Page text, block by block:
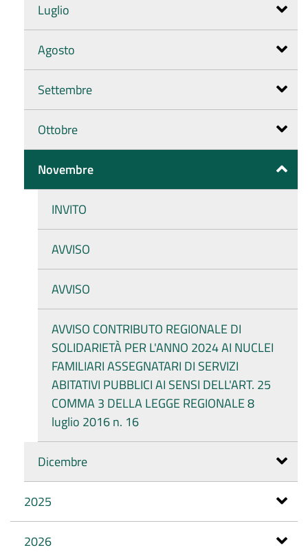
Luglio
Agosto
Settembre
Ottobre
Novembre
INVITO
AVVISO
AVVISO
AVVISO CONTRIBUTO REGIONALE DI
SOLIDARIETÀ PER L'ANNO 2024 AI NUCLEI
FAMILIARI ASSEGNATARI DI SERVIZI
ABITATIVI PUBBLICI AI SENSI DELL'ART. 25
COMMA 3 DELLA LEGGE REGIONALE 8
luglio 2016 n. 16
Dicembre
2025
2026